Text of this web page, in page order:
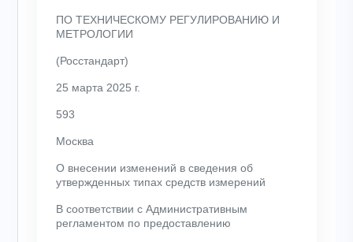
ПО ТЕХНИЧЕСКОМУ РЕГУЛИРОВАНИЮ И
МЕТРОЛОГИИ
(Росстандарт)
25 марта 2025 г.
593
Москва
О внесении изменений в сведения об
утвержденных типах средств измерений
В соответствии с Административным
регламентом по предоставлению